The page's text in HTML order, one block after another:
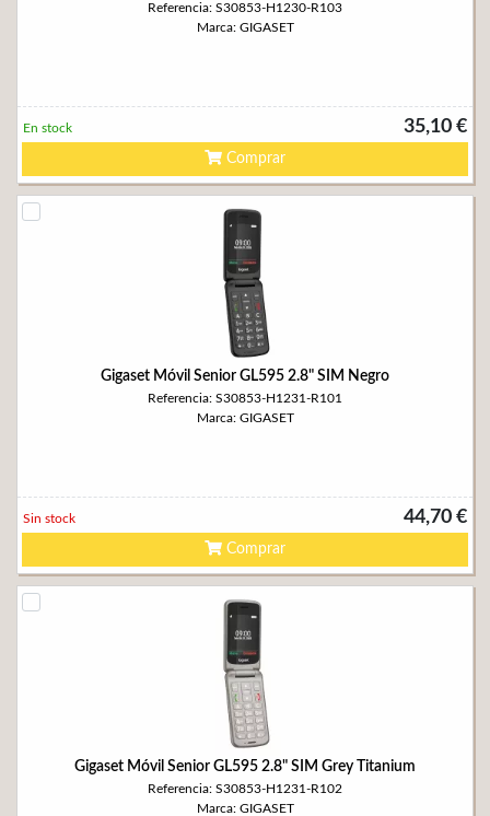
Referencia: S30853-H1230-R103
Marca: GIGASET
35,10 €
En stock
Comprar
Gigaset Móvil Senior GL595 2.8" SIM Negro
Referencia: S30853-H1231-R101
Marca: GIGASET
44,70 €
Sin stock
Comprar
Gigaset Móvil Senior GL595 2.8" SIM Grey Titanium
Referencia: S30853-H1231-R102
Marca: GIGASET